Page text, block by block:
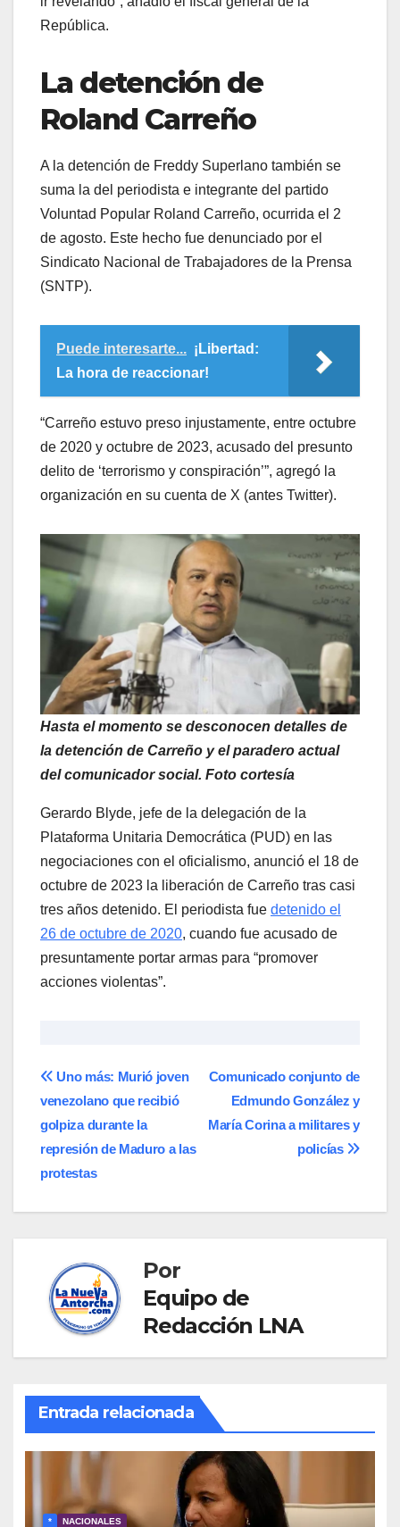
República.
La detención de
Roland Carreño
A la detención de Freddy Superlano también se
suma la del periodista e integrante del partido
Voluntad Popular Roland Carreño, ocurrida el 2
de agosto. Este hecho fue denunciado por el
Sindicato Nacional de Trabajadores de la Prensa
(SNTP).
Puede interesarte... ¡Libertad:
La hora de reaccionar!
“Carreño estuvo preso injustamente, entre octubre
de 2020 y octubre de 2023, acusado del presunto
delito de ‘terrorismo y conspiración’”, agregó la
organización en su cuenta de X (antes Twitter).
Hasta el momento se desconocen detalles de
la detención de Carreño y el paradero actual
del comunicador social. Foto cortesía
Gerardo Blyde, jefe de la delegación de la
Plataforma Unitaria Democrática (PUD) en las
negociaciones con el oficialismo, anunció el 18 de
octubre de 2023 la liberación de Carreño tras casi
tres años detenido. El periodista fue detenido el
26 de octubre de 2020, cuando fue acusado de
presuntamente portar armas para “promover
acciones violentas”.
Navegación
de
entradas
Comunicado conjunto de
Edmundo González y
María Corina a militares y
policías
Uno más: Murió joven
venezolano que recibió
golpiza durante la
represión de Maduro a las
protestas
Por
Equipo de
Redacción LNA
Entrada relacionada
* NACIONALES